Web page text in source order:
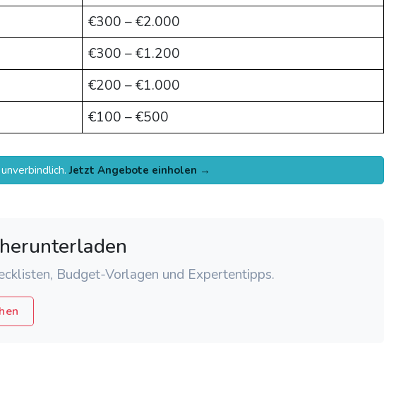
€300 – €2.000
€300 – €1.200
€200 – €1.000
€100 – €500
Jetzt Angebote einholen →
Budget-Vorlagen und Expertentipps.